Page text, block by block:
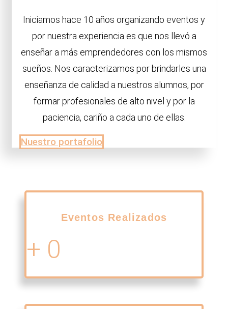
Iniciamos hace 10 años organizando eventos y
por nuestra experiencia es que nos llevó a
enseñar a más emprendedores con los mismos
sueños. Nos caracterizamos por brindarles una
enseñanza de calidad a nuestros alumnos, por
formar profesionales de alto nivel y por la
paciencia, cariño a cada uno de ellas.
Nuestro portafolio
Eventos Realizados
+ 0